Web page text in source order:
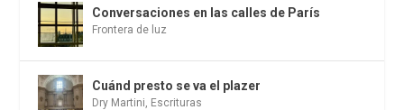
Conversaciones en las calles de París
Frontera de luz
Cuánd presto se va el plazer
Dry Martini, Escrituras